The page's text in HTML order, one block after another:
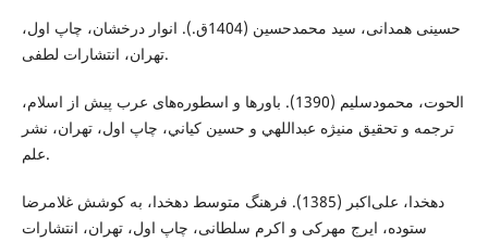
حسینی همدانی، سید محمدحسین (1404ق.). انوار درخشان، چاپ اول،
تهران، انتشارات لطفی.
الحوت، محمودسليم (1390). باورها و اسطوره‌های عرب پيش از اسلام،
ترجمه و تحقيق منيژه عبداللهي و حسين كياني، چاپ اول، تهران، نشر
علم.
دهخدا، علی‌اکبر (1385). فرهنگ متوسط دهخدا، به کوشش غلامرضا
ستوده، ایرج مهرکی و اکرم سلطانی، چاپ اول، تهران، انتشارات